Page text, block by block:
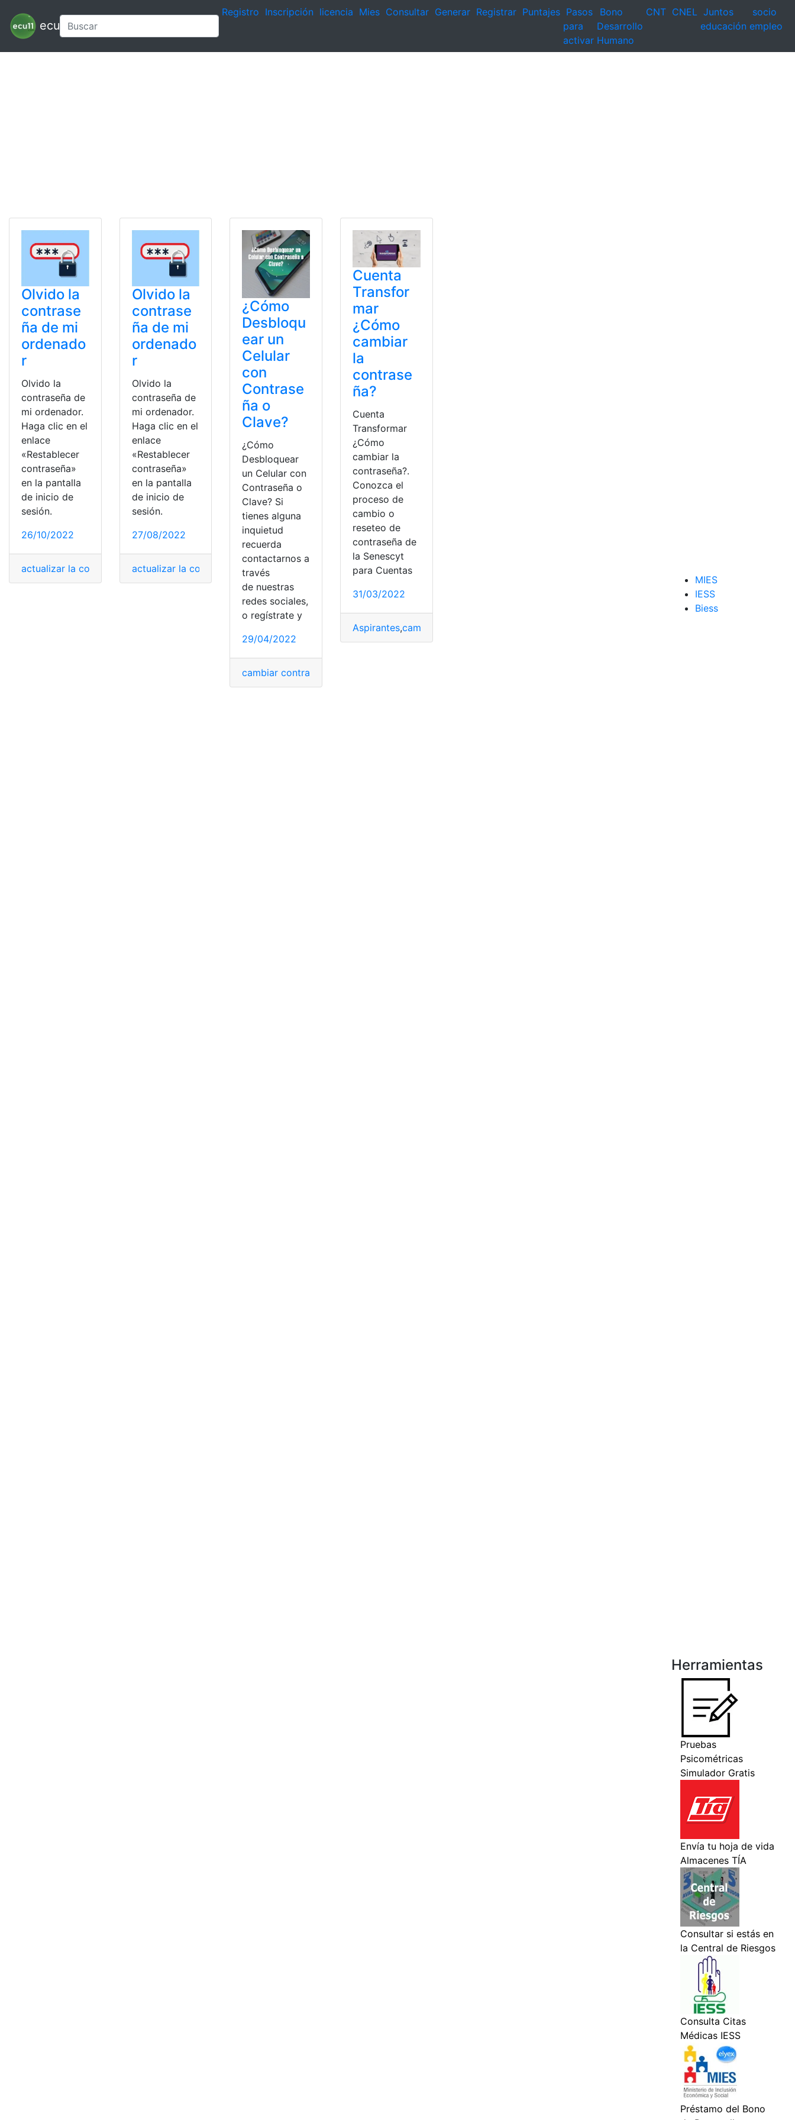
ecu11
Registro Inscripción licencia Mies Consultar Generar Registrar Puntajes Pasos
para
activar
Bono
Desarrollo
Humano
CNT CNEL Juntos
educación
socio
empleo
Olvido la
contrase
ña de mi
ordenado
r
Olvido la
contraseña de
mi ordenador.
Haga clic en el
enlace
«Restablecer
contraseña»
en la pantalla
de inicio de
sesión.
26/10/2022
actualizar la contraseña Cambiar contraseña cambiar contraseñar cambiar contraseñas,
Olvido la
contrase
ña de mi
ordenado
r
Olvido la
contraseña de
mi ordenador.
Haga clic en el
enlace
«Restablecer
contraseña»
en la pantalla
de inicio de
sesión.
27/08/2022
actualizar la contraseña Cambiar contraseña cambiar contraseñar
¿Cómo
Desbloqu
ear un
Celular
con
Contrase
ña o
Clave?
¿Cómo
Desbloquear
un Celular con
Contraseña o
Clave? Si
tienes alguna
inquietud
recuerda
contactarnos a
través
de nuestras
redes sociales,
o regístrate y
29/04/2022
cambiar contraseñar
Cuenta
Transfor
mar
¿Cómo
cambiar
la
contrase
ña?
Cuenta
Transformar
¿Cómo
cambiar la
contraseña?.
Conozca el
proceso de
cambio o
reseteo de
contraseña de
la Senescyt
para Cuentas
31/03/2022
Aspirantes,cambiar la contraseña
MIES
IESS
Biess
Herramientas